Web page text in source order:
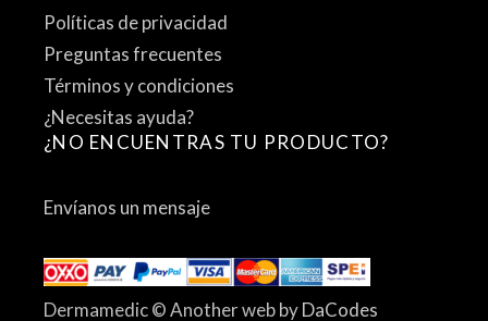
Políticas de privacidad
Preguntas frecuentes
Términos y condiciones
¿Necesitas ayuda?
¿NO ENCUENTRAS TU PRODUCTO?
Envíanos un mensaje
Dermamedic © Another web byDaCodes